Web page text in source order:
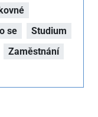
se
Studium
Zaměstnání